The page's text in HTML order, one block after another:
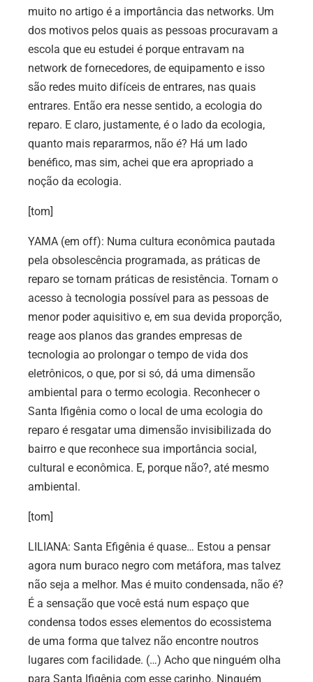
muito no artigo é a importância das networks. Um
dos motivos pelos quais as pessoas procuravam a
escola que eu estudei é porque entravam na
network de fornecedores, de equipamento e isso
são redes muito difíceis de entrares, nas quais
entrares. Então era nesse sentido, a ecologia do
reparo. E claro, justamente, é o lado da ecologia,
quanto mais repararmos, não é? Há um lado
benéfico, mas sim, achei que era apropriado a
noção da ecologia.
[tom]
YAMA (em off): Numa cultura econômica pautada
pela obsolescência programada, as práticas de
reparo se tornam práticas de resistência. Tornam o
acesso à tecnologia possível para as pessoas de
menor poder aquisitivo e, em sua devida proporção,
reage aos planos das grandes empresas de
tecnologia ao prolongar o tempo de vida dos
eletrônicos, o que, por si só, dá uma dimensão
ambiental para o termo ecologia. Reconhecer o
Santa Ifigênia como o local de uma ecologia do
reparo é resgatar uma dimensão invisibilizada do
bairro e que reconhece sua importância social,
cultural e econômica. E, porque não?, até mesmo
ambiental.
[tom]
LILIANA: Santa Efigênia é quase… Estou a pensar
agora num buraco negro com metáfora, mas talvez
não seja a melhor. Mas é muito condensada, não é?
É a sensação que você está num espaço que
condensa todos esses elementos do ecossistema
de uma forma que talvez não encontre noutros
lugares com facilidade. (…) Acho que ninguém olha
para Santa Ifigênia com esse carinho. Ninguém